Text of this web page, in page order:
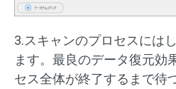
3.スキャンのプロセスには
ます。最良のデータ復元効
セス全体が終了するまで待